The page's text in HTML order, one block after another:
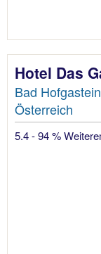
Hotel Das
Bad
Österreich
5.4 - 94 %